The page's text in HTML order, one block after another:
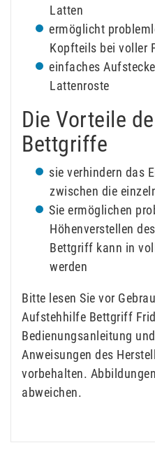
Latten
ermöglicht
Kopfteils bei voller
einfaches
Lattenroste
Die Vorteile
Bettgriffe
sie verhindern das
zwischen die
Sie ermöglichen
Höhenverstellen
Bettgriff kann in
werden
Bitte lesen Sie vor
Aufstehhilfe Bettgriff
Bedienungsanleitung
Anweisungen des
vorbehalten.
abweichen.